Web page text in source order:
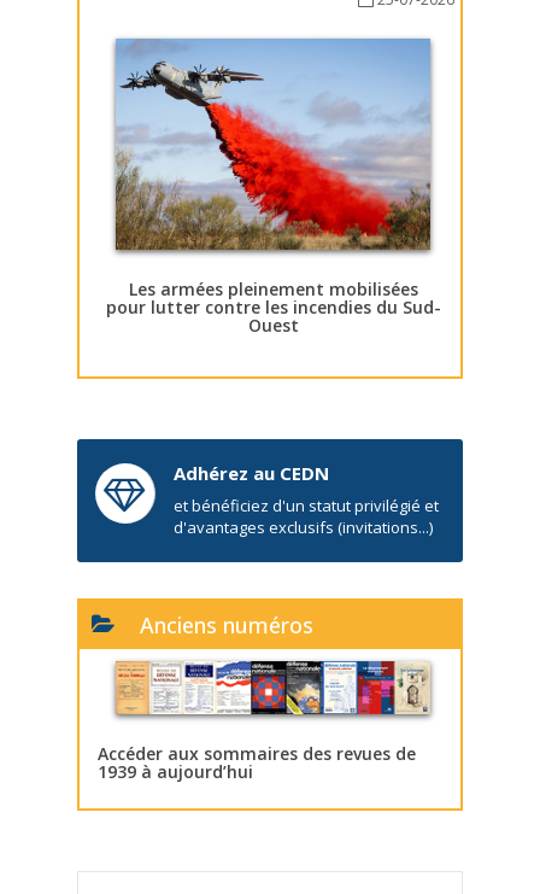
Les armées pleinement mobilisées
pour lutter contre les incendies du Sud-
Ouest
Adhérez au CEDN
et bénéficiez d'un statut privilégié et
d'avantages exclusifs (invitations...)
Anciens numéros
Accéder aux sommaires des revues de
1939 à aujourd’hui